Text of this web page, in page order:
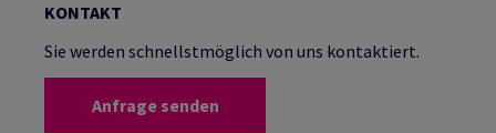
KONTAKT
Sie werden schnellstmöglich von uns kontaktiert.
Anfrage senden